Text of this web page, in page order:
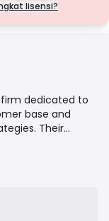
lisensi?
langkah keamanan.
lisensi ini seringkali
lisensi ini
bagi pedagang.
firm dedicated to
base and
Their
engine
food
results and
their online